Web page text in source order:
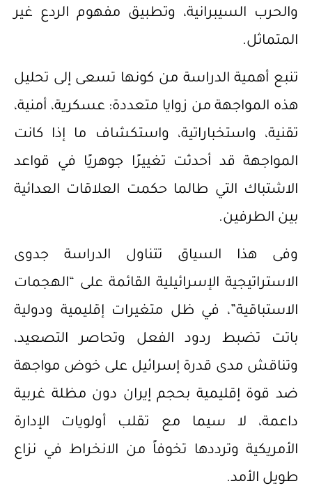
والحرب السيبرانية، وتطبيق مفهوم الردع غير
المتماثل.
تنبع أهمية الدراسة من كونها تسعى إلى تحليل
هذه المواجهة من زوايا متعددة: عسكرية، أمنية،
تقنية، واستخباراتية، واستكشاف ما إذا كانت
المواجهة قد أحدثت تغييرًا جوهريًا في قواعد
الاشتباك التي طالما حكمت العلاقات العدائية
بين الطرفين.
وفى هذا السياق تتناول الدراسة جدوى
الاستراتيجية الإسرائيلية القائمة على “الهجمات
الاستباقية”، في ظل متغيرات إقليمية ودولية
باتت تضبط ردود الفعل وتحاصر التصعيد،
وتناقش مدى قدرة إسرائيل على خوض مواجهة
ضد قوة إقليمية بحجم إيران دون مظلة غربية
داعمة، لا سيما مع تقلب أولويات الإدارة
الأمريكية وترددها تخوفاً من الانخراط في نزاع
طويل الأمد.